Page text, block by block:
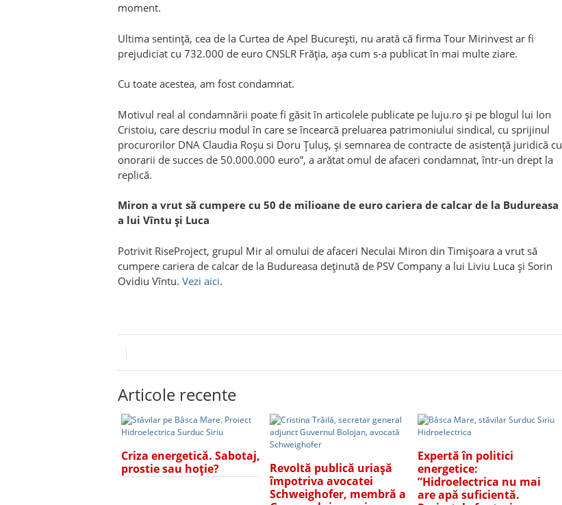
moment.
Ultima sentinţă, cea de la Curtea de Apel Bucureşti, nu arată că firma Tour Mirinvest ar fi
prejudiciat cu 732.000 de euro CNSLR Frăţia, așa cum s-a publicat în mai multe ziare.
Cu toate acestea, am fost condamnat.
Motivul real al condamnării poate fi găsit în articolele publicate pe luju.ro și pe blogul lui Ion
Cristoiu, care descriu modul în care se încearcă preluarea patrimoniului sindical, cu sprijinul
procurorilor DNA Claudia Roșu si Doru Țuluș, și semnarea de contracte de asistență juridică cu
onorarii de succes de 50.000.000 euro”, a arătat omul de afaceri condamnat, într-un drept la
replică.
Miron a vrut să cumpere cu 50 de milioane de euro cariera de calcar de la Budureasa
a lui Vîntu şi Luca
Potrivit RiseProject, grupul Mir al omului de afaceri Neculai Miron din Timişoara a vrut să
cumpere cariera de calcar de la Budureasa deţinută de PSV Company a lui Liviu Luca şi Sorin
Ovidiu Vîntu. Vezi aici.
Articole recente
Criza energetică. Sabotaj,
prostie sau hoție?
Revoltă publică uriașă
împotriva avocatei
Schweighofer, membră a
Expertă în politici
energetice:
”Hidroelectrica nu mai
are apă suficientă.